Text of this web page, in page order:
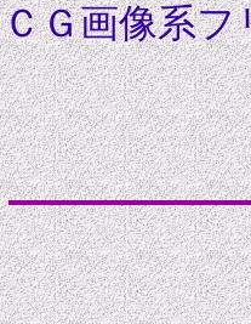
ＣＧ画像系